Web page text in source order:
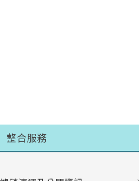
整合服務